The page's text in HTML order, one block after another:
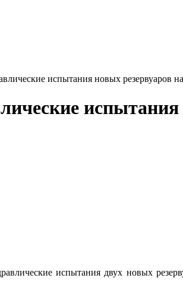
испытания новых резервуаров
испытания
испытания двух новых